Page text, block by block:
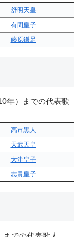
舒明天皇
有間皇子
藤原鎌足
年）までの代表歌
高市黒人
天武天皇
大津皇子
志貴皇子